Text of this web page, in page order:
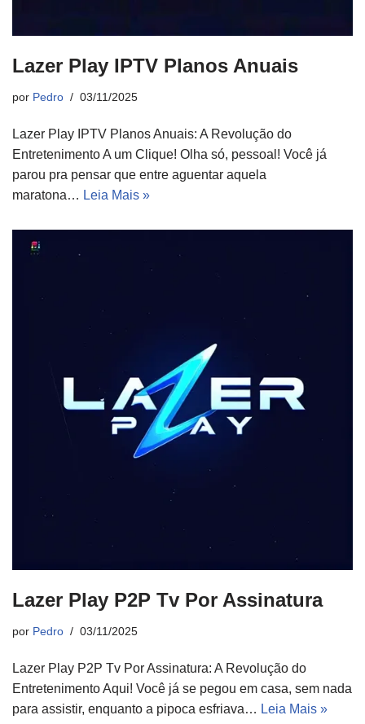
Lazer Play IPTV Planos Anuais
por Pedro 03/11/2025
Lazer Play IPTV Planos Anuais: A Revolução do
Entretenimento A um Clique! Olha só, pessoal! Você já
parou pra pensar que entre aguentar aquela
maratona… Leia Mais »
Lazer Play P2P Tv Por Assinatura
por Pedro 03/11/2025
Lazer Play P2P Tv Por Assinatura: A Revolução do
Entretenimento Aqui! Você já se pegou em casa, sem nada
para assistir, enquanto a pipoca esfriava… Leia Mais »